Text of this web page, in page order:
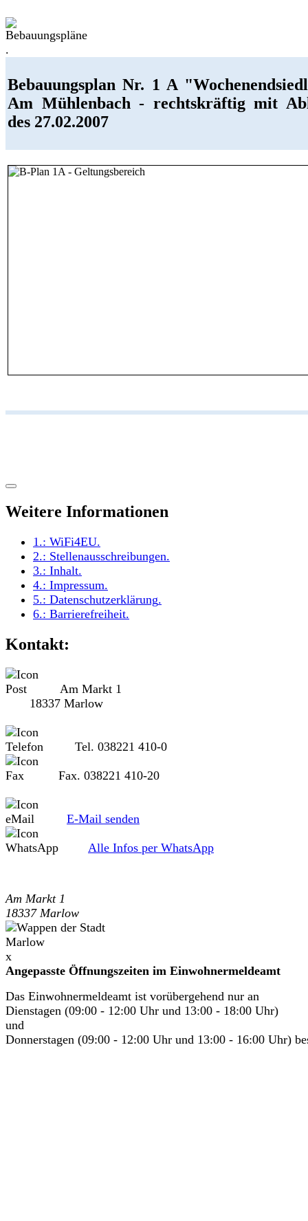
.
Bebauungsplan Nr. 1 A
Am Mühlenbach - rechtskräftig mit
des 27.02.2007
Weitere Informationen
1.: WiFi4EU.
2.: Stellenausschreibungen.
3.: Inhalt.
4.: Impressum.
5.: Datenschutzerklärung.
6.: Barrierefreiheit.
Kontakt:
Am Markt 1
18337 Marlow
Tel. 038221 410-0
Fax. 038221 410-20
E-Mail senden
Alle Infos per WhatsApp
Am Markt 1
18337 Marlow
x
Angepasste Öffnungszeiten im Einwohnermeldeamt
Das Einwohnermeldeamt ist vorübergehend nur an
Dienstagen (09:00 - 12:00 Uhr und 13:00 - 18:00 Uhr)
und
Donnerstagen (09:00 - 12:00 Uhr und 13:00 - 16:00 Uhr)